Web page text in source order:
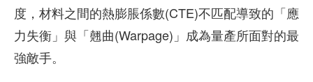
度，材料之間的熱膨脹係數(CTE)不匹配導致的「應
力失衡」與「翹曲(Warpage)」成為量產所面對的最
強敵手。